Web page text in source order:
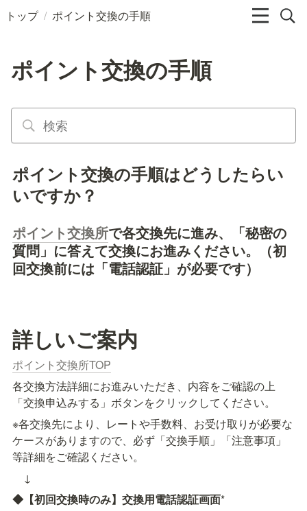
トップ / ポイント交換の手順
ポイント交換の手順
ポイント交換の手順はどうしたらい
いですか？
ポイント交換所で各交換先に進み、「秘密の
質問」に答えて交換にお進みください。（初
回交換前には「電話認証」が必要です）
詳しいご案内
ポイント交換所TOP
各交換方法詳細にお進みいただき、内容をご確認の上
「交換申込みする」ボタンをクリックしてください。
※各交換先により、レートや手数料、お受け取りが必要な
ケースがありますので、必ず「交換手順」「注意事項」
等詳細をご確認ください。
↓
◆【初回交換時のみ】交換用電話認証画面*